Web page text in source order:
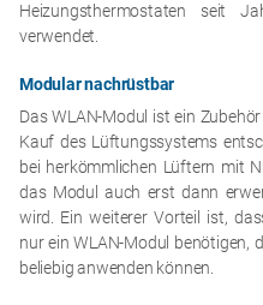
Heizungsthermostaten seit
verwendet.
Modular nachrüstbar
Das WLAN-Modul ist ein
Kauf des Lüftungssystems
bei herkömmlichen Lüftern mit
das Modul auch erst dann
wird. Ein weiterer Vorteil ist,
nur ein WLAN-Modul benötigen,
beliebig anwenden können.